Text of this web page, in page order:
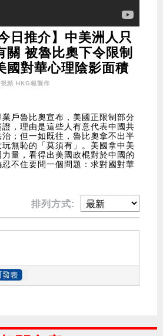
日推介】中美洲人只
關 被魯比奧下令限制
對華心理陰影面積
頻 HKG報製作
戶魯比奧宣布，美國正限制部分
，理由是這些人有意代表中國共
；但一如既往，魯比奧拿不出半
無恥的「莫須有」。美國拿中美
量，看得出美國政棍對於中國的
不住要問一個問題：求對國對華
排列方式: